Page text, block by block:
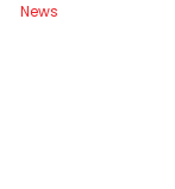
News